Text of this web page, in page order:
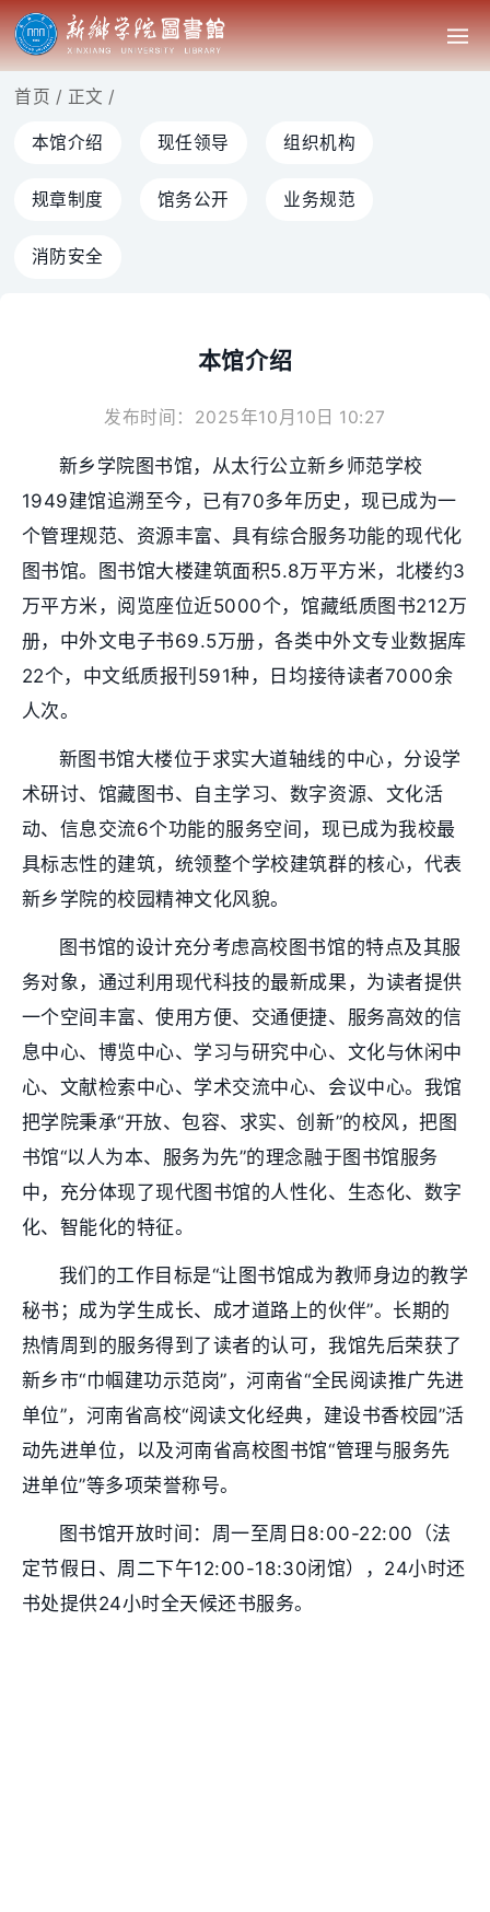
首页 / 正文 /
本馆介绍 现任领导 组织机构
规章制度 馆务公开 业务规范
消防安全
本馆介绍
发布时间：2025年10月10日 10:27
新乡学院图书馆，从太行公立新乡师范学校
1949建馆追溯至今，已有70多年历史，现已成为一
个管理规范、资源丰富、具有综合服务功能的现代化
图书馆。图书馆大楼建筑面积5.8万平方米，北楼约3
万平方米，阅览座位近5000个，馆藏纸质图书212万
册，中外文电子书69.5万册，各类中外文专业数据库
22个，中文纸质报刊591种，日均接待读者7000余
人次。
新图书馆大楼位于求实大道轴线的中心，分设学
术研讨、馆藏图书、自主学习、数字资源、文化活
动、信息交流6个功能的服务空间，现已成为我校最
具标志性的建筑，统领整个学校建筑群的核心，代表
新乡学院的校园精神文化风貌。
图书馆的设计充分考虑高校图书馆的特点及其服
务对象，通过利用现代科技的最新成果，为读者提供
一个空间丰富、使用方便、交通便捷、服务高效的信
息中心、博览中心、学习与研究中心、文化与休闲中
心、文献检索中心、学术交流中心、会议中心。我馆
把学院秉承“开放、包容、求实、创新”的校风，把图
书馆“以人为本、服务为先”的理念融于图书馆服务
中，充分体现了现代图书馆的人性化、生态化、数字
化、智能化的特征。
我们的工作目标是“让图书馆成为教师身边的教学
秘书；成为学生成长、成才道路上的伙伴”。长期的
热情周到的服务得到了读者的认可，我馆先后荣获了
新乡市“巾帼建功示范岗”，河南省“全民阅读推广先进
单位”，河南省高校“阅读文化经典，建设书香校园”活
动先进单位，以及河南省高校图书馆“管理与服务先
进单位”等多项荣誉称号。
图书馆开放时间：周一至周日8:00-22:00（法
定节假日、周二下午12:00-18:30闭馆），24小时还
书处提供24小时全天候还书服务。